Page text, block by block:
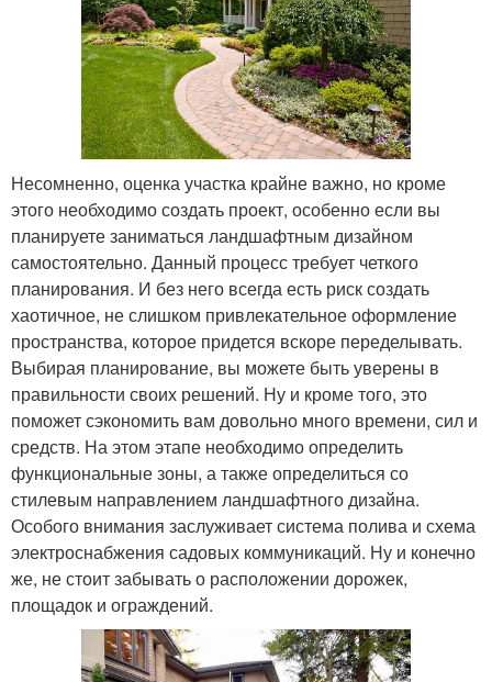
Несомненно, оценка участка крайне важно, но кроме
этого необходимо создать проект, особенно если вы
планируете заниматься ландшафтным дизайном
самостоятельно. Данный процесс требует четкого
планирования. И без него всегда есть риск создать
хаотичное, не слишком привлекательное оформление
пространства, которое придется вскоре переделывать.
Выбирая планирование, вы можете быть уверены в
правильности своих решений. Ну и кроме того, это
поможет сэкономить вам довольно много времени, сил и
средств. На этом этапе необходимо определить
функциональные зоны, а также определиться со
стилевым направлением ландшафтного дизайна.
Особого внимания заслуживает система полива и схема
электроснабжения садовых коммуникаций. Ну и конечно
же, не стоит забывать о расположении дорожек,
площадок и ограждений.